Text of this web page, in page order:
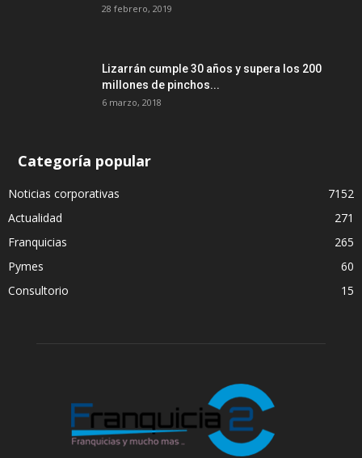
28 febrero, 2019
Lizarrán cumple 30 años y supera los 200
millones de pinchos...
6 marzo, 2018
Categoría popular
Noticias corporativas
7152
Actualidad
271
Franquicias
265
Pymes
60
Consultorio
15